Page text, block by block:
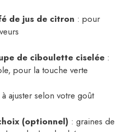
de jus de citron : pour
de ciboulette ciselée :
pour la touche verte
ajuster selon votre goût
(optionnel) : graines de